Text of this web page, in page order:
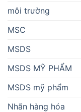
môi trường
MSC
MSDS
MSDS MỸ PHẨM
MSDS mỹ phẩm
Nhãn hàng hóa